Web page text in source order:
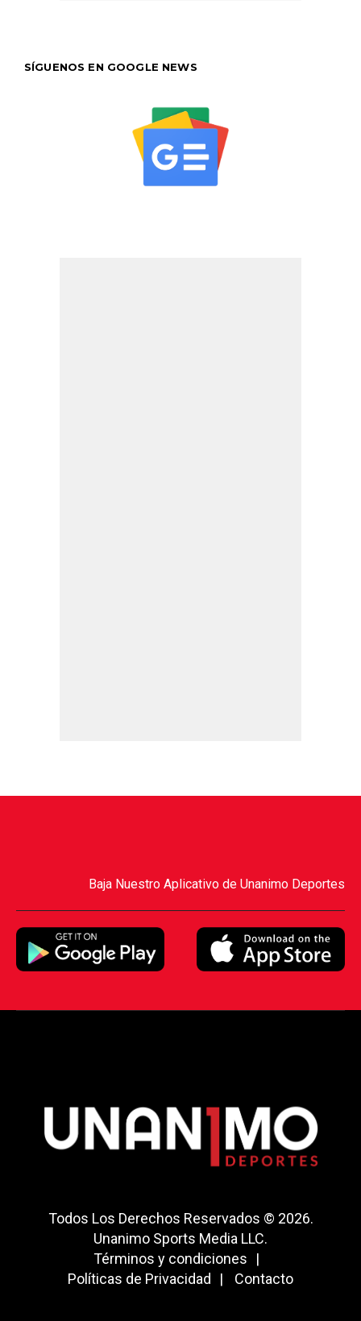
SÍGUENOS EN GOOGLE NEWS
Baja Nuestro Aplicativo de Unanimo Deportes
Todos Los Derechos Reservados © 2026.
Unanimo Sports Media LLC.
Términos y condiciones
Políticas de Privacidad
Contacto